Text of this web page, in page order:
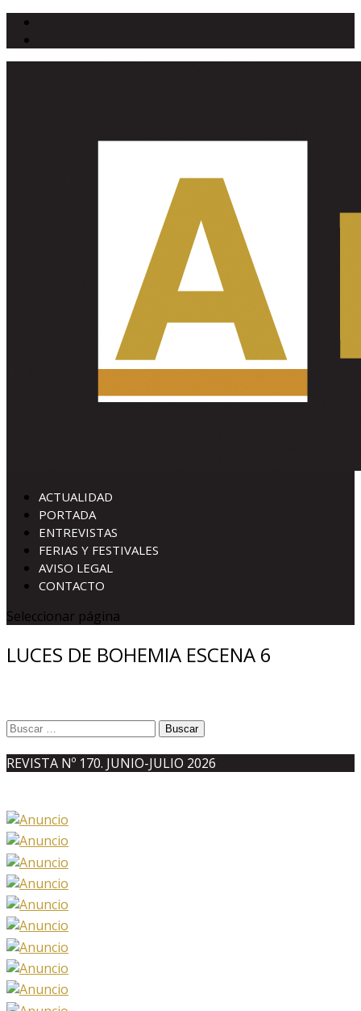
ACTUALIDAD
PORTADA
ENTREVISTAS
FERIAS Y FESTIVALES
AVISO LEGAL
CONTACTO
Seleccionar página
LUCES DE BOHEMIA ESCENA 6
Buscar:
REVISTA Nº 170. JUNIO-JULIO 2026